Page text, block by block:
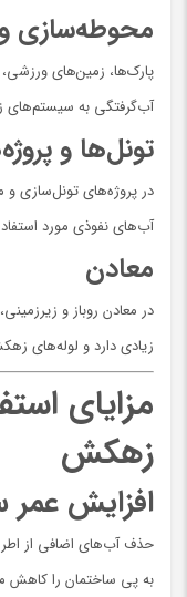
محوطه‌سازی
پارک‌ها، زمین‌های
آب‌گرفتگی به سیستم‌های
تونل‌ها و
در پروژه‌های تونل‌سازی و
آب‌های نفوذی مورد
معادن
در معادن روباز و
زیادی دارد و لوله‌های
مزایای
زهکش
افزایش عمر
حذف آب‌های اضافی از
به پی ساختمان را کاهش